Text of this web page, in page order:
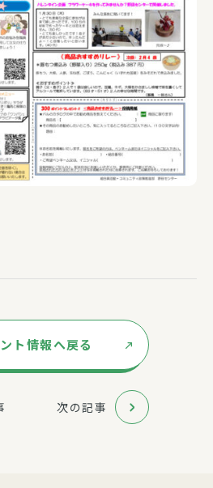
ト情報へ戻る
次の記事